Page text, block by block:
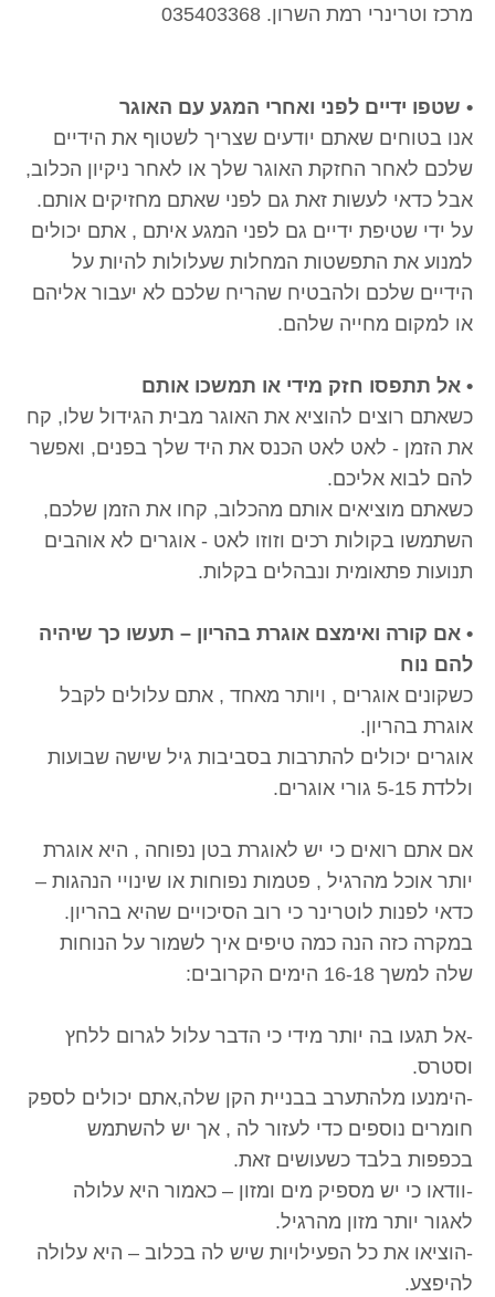
מרכז וטרינרי רמת השרון. 035403368
• שטפו ידיים לפני ואחרי המגע עם האוגר
אנו בטוחים שאתם יודעים שצריך לשטוף את הידיים
שלכם לאחר החזקת האוגר שלך או לאחר ניקיון הכלוב,
אבל כדאי לעשות זאת גם לפני שאתם מחזיקים אותם.
על ידי שטיפת ידיים גם לפני המגע איתם , אתם יכולים
למנוע את התפשטות המחלות שעלולות להיות על
הידיים שלכם ולהבטיח שהריח שלכם לא יעבור אליהם
או למקום מחייה שלהם.
• אל תתפסו חזק מידי או תמשכו אותם
כשאתם רוצים להוציא את האוגר מבית הגידול שלו, קח
את הזמן - לאט לאט הכנס את היד שלך בפנים, ואפשר
להם לבוא אליכם.
כשאתם מוציאים אותם מהכלוב, קחו את הזמן שלכם,
השתמשו בקולות רכים וזוזו לאט - אוגרים לא אוהבים
תנועות פתאומית ונבהלים בקלות.
• אם קורה ואימצם אוגרת בהריון – תעשו כך שיהיה
להם נוח
כשקונים אוגרים , ויותר מאחד , אתם עלולים לקבל
אוגרת בהריון.
אוגרים יכולים להתרבות בסביבות גיל שישה שבועות
וללדת 5-15 גורי אוגרים.
אם אתם רואים כי יש לאוגרת בטן נפוחה , היא אוגרת
יותר אוכל מהרגיל , פטמות נפוחות או שינויי הנהגות –
כדאי לפנות לוטרינר כי רוב הסיכויים שהיא בהריון.
במקרה כזה הנה כמה טיפים איך לשמור על הנוחות
שלה למשך 16-18 הימים הקרובים:
-אל תגעו בה יותר מידי כי הדבר עלול לגרום ללחץ
וסטרס.
-הימנעו מלהתערב בבניית הקן שלה,אתם יכולים לספק
חומרים נוספים כדי לעזור לה , אך יש להשתמש
בכפפות בלבד כשעושים זאת.
-וודאו כי יש מספיק מים ומזון – כאמור היא עלולה
לאגור יותר מזון מהרגיל.
-הוציאו את כל הפעילויות שיש לה בכלוב – היא עלולה
להיפצע.